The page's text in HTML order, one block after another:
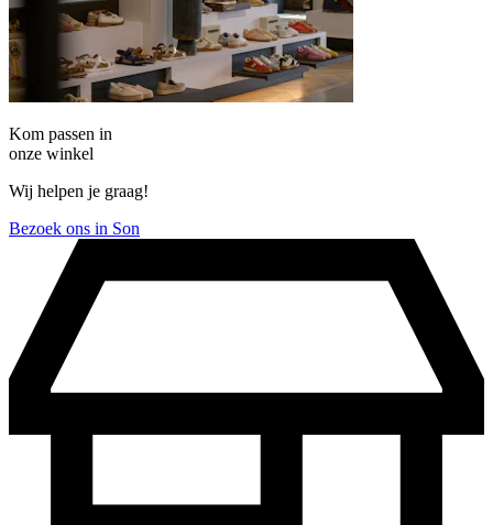
Kom passen in
onze winkel
Wij helpen je graag!
Bezoek ons in Son